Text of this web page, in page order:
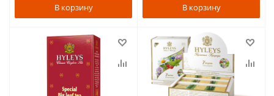
В корзину В корзину